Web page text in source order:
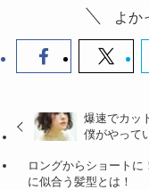
よか
爆速でカッ
僕がやって
ロングからショートに
に似合う髪型とは！